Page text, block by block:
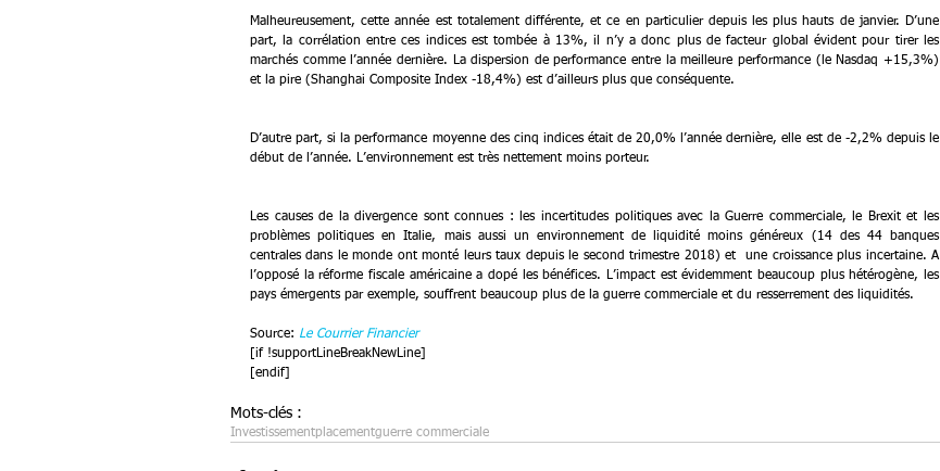
Malheureusement, cette année est totalement différente, et ce en particulier depuis les plus hauts de janvier. D’une
part, la corrélation entre ces indices est tombée à 13%, il n’y a donc plus de facteur global évident pour tirer les
marchés comme l’année dernière. La dispersion de performance entre la meilleure performance (le Nasdaq +15,3%)
et la pire (Shanghai Composite Index -18,4%) est d’ailleurs plus que conséquente.
D’autre part, si la performance moyenne des cinq indices était de 20,0% l’année dernière, elle est de -2,2% depuis le
début de l’année. L’environnement est très nettement moins porteur.
Les causes de la divergence sont connues : les incertitudes politiques avec la Guerre commerciale, le Brexit et les
problèmes politiques en Italie, mais aussi un environnement de liquidité moins généreux (14 des 44 banques
centrales dans le monde ont monté leurs taux depuis le second trimestre 2018) et  une croissance plus incertaine. A
l’opposé la réforme fiscale américaine a dopé les bénéfices. L’impact est évidemment beaucoup plus hétérogène, les
pays émergents par exemple, souffrent beaucoup plus de la guerre commerciale et du resserrement des liquidités.
Source: Le Courrier Financier
[if !supportLineBreakNewLine]
[endif]
Mots-clés :
Investissementplacementguerre commerciale